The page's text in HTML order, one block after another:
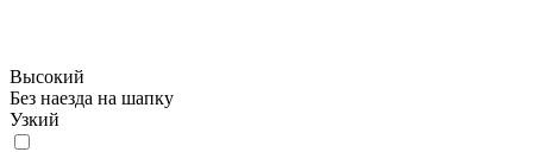
Высокий
Без наезда на шапку
Узкий